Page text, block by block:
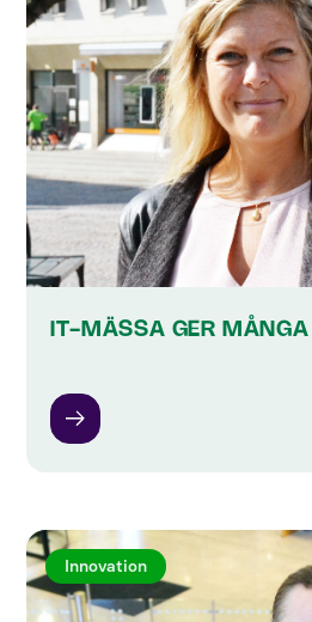
IT-MÄSSA GER
Innovation